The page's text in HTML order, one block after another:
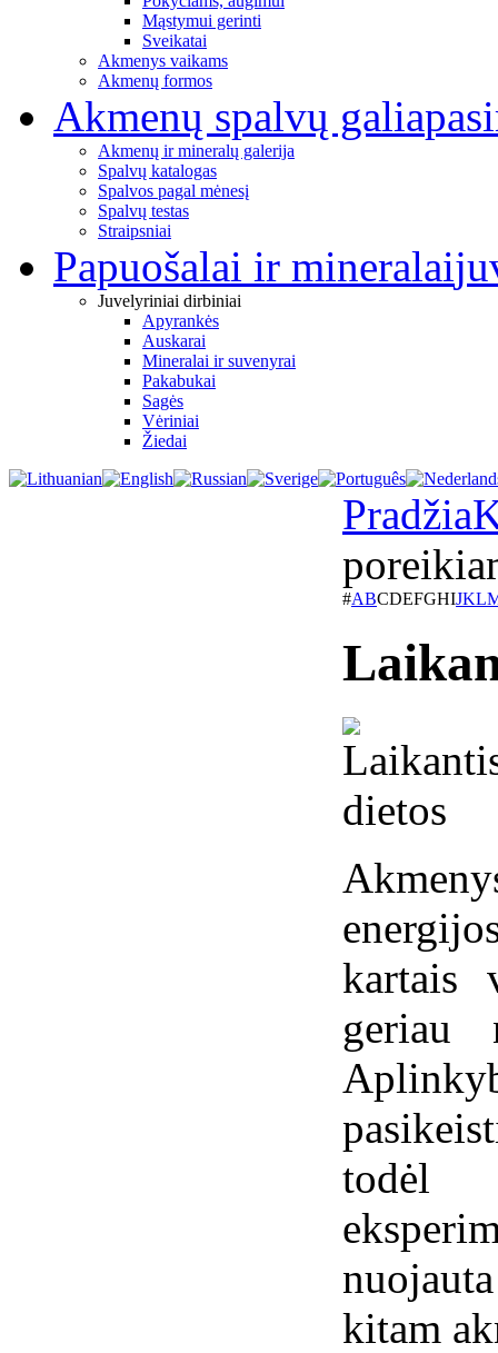
Mąstymui gerinti
Sveikatai
Akmenys vaikams
Akmenų formos
Akmenų spalvų galia
Akmenų ir mineralų galerija
Spalvų katalogas
Spalvos pagal mėnesį
Spalvų testas
Straipsniai
Papuošalai ir mineralai
Juvelyriniai dirbiniai
Apyrankės
Auskarai
Mineralai ir suvenyrai
Pakabukai
Sagės
Vėriniai
Žiedai
Pradžia
#ABCDEFGHIJKL
kartais
geriau
todėl
kitam